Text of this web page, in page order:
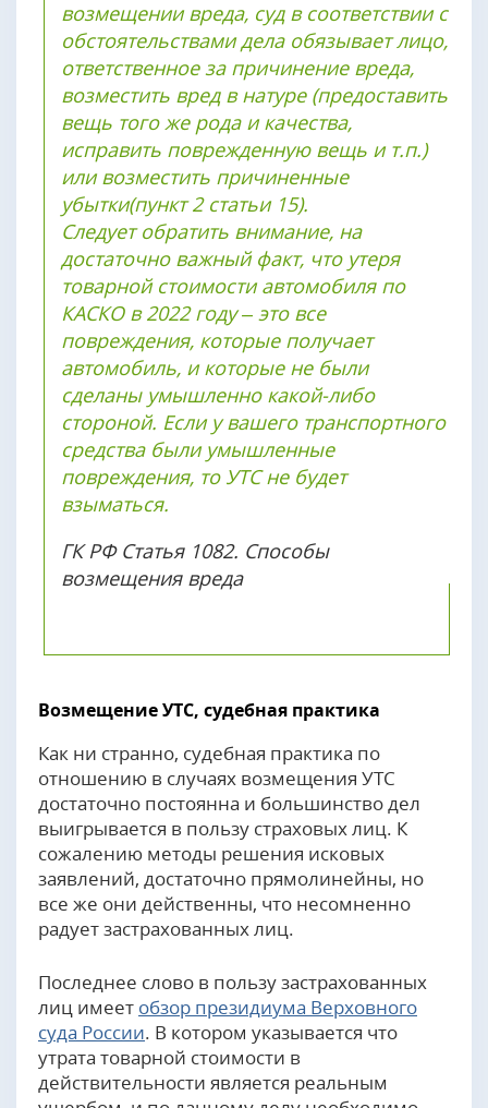
возмещении вреда, суд в соответствии с
обстоятельствами дела обязывает лицо,
ответственное за причинение вреда,
возместить вред в натуре (предоставить
вещь того же рода и качества,
исправить поврежденную вещь и т.п.)
или возместить причиненные
убытки(пункт 2 статьи 15).
Следует обратить внимание, на
достаточно важный факт, что утеря
товарной стоимости автомобиля по
КАСКО в 2022 году – это все
повреждения, которые получает
автомобиль, и которые не были
сделаны умышленно какой-либо
стороной. Если у вашего транспортного
средства были умышленные
повреждения, то УТС не будет
взыматься.
ГК РФ Статья 1082. Способы
возмещения вреда
Возмещение УТС, судебная практика
Как ни странно, судебная практика по
отношению в случаях возмещения УТС
достаточно постоянна и большинство дел
выигрывается в пользу страховых лиц. К
сожалению методы решения исковых
заявлений, достаточно прямолинейны, но
все же они действенны, что несомненно
радует застрахованных лиц.
Последнее слово в пользу застрахованных
лиц имеет обзор президиума Верховного
суда России. В котором указывается что
утрата товарной стоимости в
действительности является реальным